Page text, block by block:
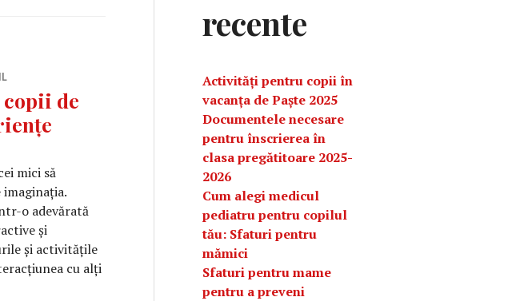
de
mici să
o adevărată
și
și activitățile
cu alți
pentru copii de grădiniță: Jocuri și experiențe educaționale
recente
Activități pentru copii în
vacanța de Paște 2025
Documentele necesare
pentru înscrierea în
clasa pregătitoare 2025-
2026
Cum alegi medicul
pediatru pentru copilul
tău: Sfaturi pentru
mămici
Sfaturi pentru mame
pentru a preveni